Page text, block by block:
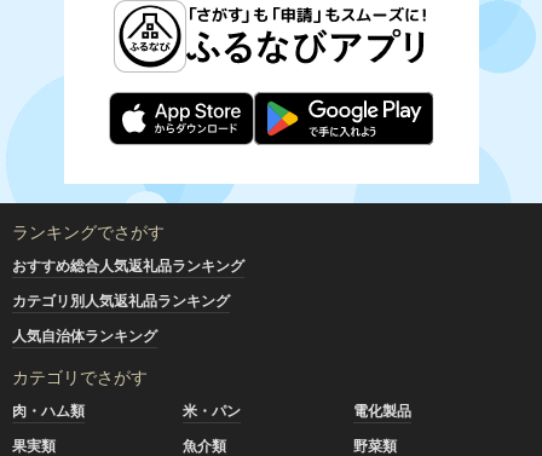
ランキングでさがす
おすすめ総合人気返礼品ランキング
カテゴリ別人気返礼品ランキング
人気自治体ランキング
カテゴリでさがす
肉・ハム類 米・パン
電化製品
果実類
魚介類
野菜類